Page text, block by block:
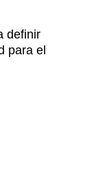
definir
para el